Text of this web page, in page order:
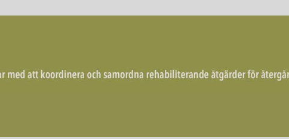
åtgärder för återgång i arbete.